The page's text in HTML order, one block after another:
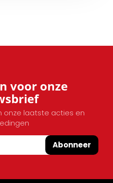
voor onze
onze laatste acties en
Abonneer